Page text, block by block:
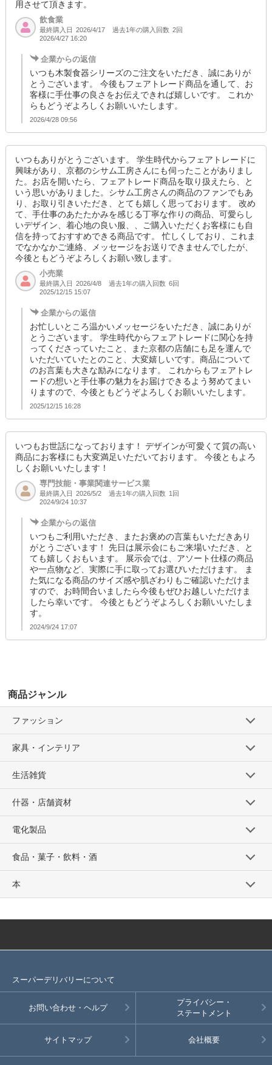
用させて頂きます。
飲食業
最終購入日 2026/4/17 過去1年の購入回数 2回
2026/4/27 16:20
企業からの返信
いつも木製食器シリーズのご注文をいただき、誠にありが
とうございます。 今後もフェアトレード商品を通して、お
客様に手仕事の良さをお伝えできれば嬉しいです。 これか
らもどうぞよろしくお願いいたします。
2026/4/28 09:56
いつもありがとうございます。 学生時代からフェアトレードに
興味があり、京都のシサム工房さんにも伺ったことがありまし
た。お店を開いたら、フェアトレード商品を取り扱えたら、と
いう思いがありました。シサム工房さんの商品のファンでもあ
り、お取り引きいただき、とても嬉しく思っております。 改め
て、手仕事のあたたかみを感じる丁寧な作りの商品、可愛らし
いデザイン、着心地の良い服、、ご購入いただくお客様にも自
信を持っておすすめできる商品です。 忙しくしており、これま
でなかなかご連絡、メッセージをお送りできませんでしたが、
今後ともどうぞよろしくお願い致します。
小売業
最終購入日 2026/4/8 過去1年の購入回数 6回
2025/12/15 15:07
企業からの返信
お忙しいところ温かいメッセージをいただき、誠にありが
とうございます。 学生時代からフェアトレードに関心を持
ってくださっていたこと、また京都の店舗にも足を運んで
いただいていたとのこと、大変嬉しいです。商品について
のお言葉も大きな励みになります。 これからもフェアトレ
ードの想いと手仕事の魅力をお届けできるよう努めてまい
りますので、今後ともどうぞよろしくお願いいたします。
2025/12/15 16:28
いつもお世話になっております！ デザインが可愛くて質の高い
商品にお客様にも大変満足いただいております。 今後ともよろ
しくお願いいたします！
専門技能・事業関連サービス業
最終購入日 2026/5/2 過去1年の購入回数 1回
2024/9/24 10:37
企業からの返信
いつもご利用いただき、またお褒めの言葉もいただきあり
がとうございます！ 先日は展示会にもご来場いただき、と
ても嬉しくおもいます。 展示会では、アソート仕様の商品
や一点物など、実際に手に取ってお選びいただけます。 ま
た気になる商品のサイズ感や肌ざわりもご確認いただけま
すので、お時間合いましたら今後もぜひお越しいただけま
したら幸いです。 今後ともどうぞよろしくお願いいたしま
す。
2024/9/24 17:07
商品ジャンル
ファッション
家具・インテリア
生活雑貨
什器・店舗資材
電化製品
食品・菓子・飲料・酒
本
スーパーデリバリーについて
お問い合わせ・ヘルプ
プライバシー・
ステートメント
サイトマップ 会社概要